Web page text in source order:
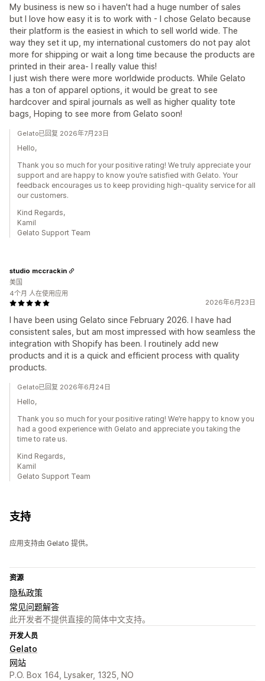
My business is new so i haven't had a huge number of sales
but I love how easy it is to work with - I chose Gelato because
their platform is the easiest in which to sell world wide. The
way they set it up, my international customers do not pay alot
more for shipping or wait a long time because the products are
printed in their area- I really value this!
I just wish there were more worldwide products. While Gelato
has a ton of apparel options, it would be great to see
hardcover and spiral journals as well as higher quality tote
bags, Hoping to see more from Gelato soon!
Gelato已回复 2026年7月23日
Hello,
Thank you so much for your positive rating! We truly appreciate your
support and are happy to know you’re satisfied with Gelato. Your
feedback encourages us to keep providing high-quality service for all
our customers.
Kind Regards,
Kamil
Gelato Support Team
2026年6月23日
I have been using Gelato since February 2026. I have had
consistent sales, but am most impressed with how seamless the
integration with Shopify has been. I routinely add new
products and it is a quick and efficient process with quality
products.
studio mccrackin
美国
4个月 人在使用应用
Gelato已回复 2026年6月24日
Hello,
Thank you so much for your positive rating! We’re happy to know you
had a good experience with Gelato and appreciate you taking the
time to rate us.
Kind Regards,
Kamil
Gelato Support Team
支持
应用支持由 Gelato 提供。
资源
隐私政策
常见问题解答
此开发者不提供直接的简体中文支持。
开发人员
Gelato
网站
P.O. Box 164, Lysaker, 1325, NO